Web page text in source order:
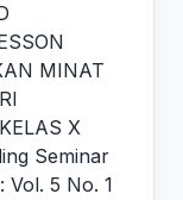
MINAT
X
Seminar
Vol. 5 No. 1